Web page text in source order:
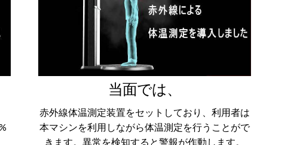
当面では、
赤外線体温測定装置をセットしており、利用者は
本マシンを利用しながら体温測定を行うことがで
きます。異常を検知すると警報が作動します。